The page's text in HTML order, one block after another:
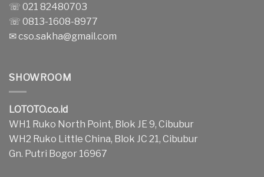
☏ 021 82480703
☏ 0813-1608-8977
✉cso.sakha@gmail.com
SHOWROOM
LOTOTO.co.id
WH1 Ruko North Point, Blok JE 9, Cibubur
WH2 Ruko Little China, Blok JC 21, Cibubur
Gn. Putri Bogor 16967